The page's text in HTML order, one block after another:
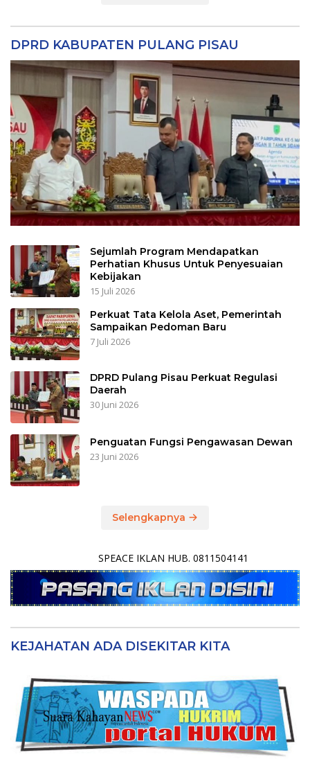
DPRD KABUPATEN PULANG PISAU
Sejumlah Program Mendapatkan
Perhatian Khusus Untuk Penyesuaian
Kebijakan
15 Juli 2026
Perkuat Tata Kelola Aset, Pemerintah
Sampaikan Pedoman Baru
7 Juli 2026
DPRD Pulang Pisau Perkuat Regulasi
Daerah
30 Juni 2026
Penguatan Fungsi Pengawasan Dewan
23 Juni 2026
Selengkapnya
SPEACE IKLAN HUB. 0811504141
KEJAHATAN ADA DISEKITAR KITA